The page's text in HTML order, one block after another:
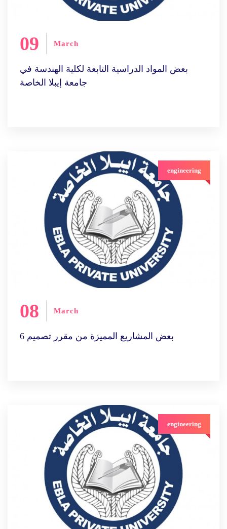
09 March
بعض المواد الدراسية التابعة لكلية الهندسة في
جامعة إيبلا الخاصة
engineering
08 March
بعض المشاريع المميزة من مقرر تصميم 6
engineering